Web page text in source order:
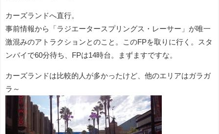
カーズランドへ直行。
事前情報から「ラジエータースプリングス・レーサー」が唯一
激混みのアトラクションとのこと。このFPを取りに行く。スタ
ンバイで60分待ち、FPは14時台。まずますですな。
カーズランドは比較的人が多かったけど、他のエリアはガラガ
ラ～